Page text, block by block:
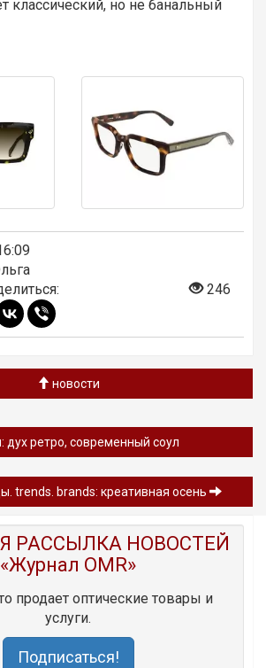
классический, но не банальный
246
новости
дух ретро, ​​современный соул
trends. brands: креативная осень
РАССЫЛКА НОВОСТЕЙ
«Журнал OMR»
продает оптические товары и
услуги.
Подписаться!